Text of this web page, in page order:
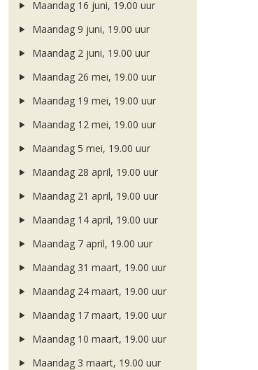
Maandag 16 juni, 19.00 uur
Maandag 9 juni, 19.00 uur
Maandag 2 juni, 19.00 uur
Maandag 26 mei, 19.00 uur
Maandag 19 mei, 19.00 uur
Maandag 12 mei, 19.00 uur
Maandag 5 mei, 19.00 uur
Maandag 28 april, 19.00 uur
Maandag 21 april, 19.00 uur
Maandag 14 april, 19.00 uur
Maandag 7 april, 19.00 uur
Maandag 31 maart, 19.00 uur
Maandag 24 maart, 19.00 uur
Maandag 17 maart, 19.00 uur
Maandag 10 maart, 19.00 uur
Maandag 3 maart, 19.00 uur